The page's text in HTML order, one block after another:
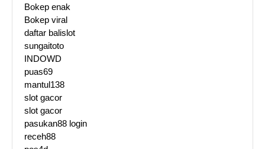
Bokep enak
Bokep viral
daftar balislot
sungaitoto
INDOWD
puas69
mantul138
slot gacor
slot gacor
pasukan88 login
receh88